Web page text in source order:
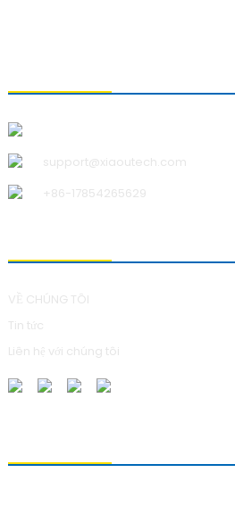
support@xiaoutech.com
+86-17854265629
VỀ CHÚNG TÔI
Tin tức
Liên hệ với chúng tôi